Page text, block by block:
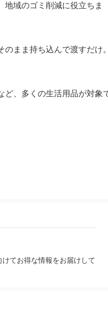
域のゴミ削減に役立ちま
まま持ち込んで渡すだけ。
ど、多くの生活用品が対象
てお得な情報をお届けして